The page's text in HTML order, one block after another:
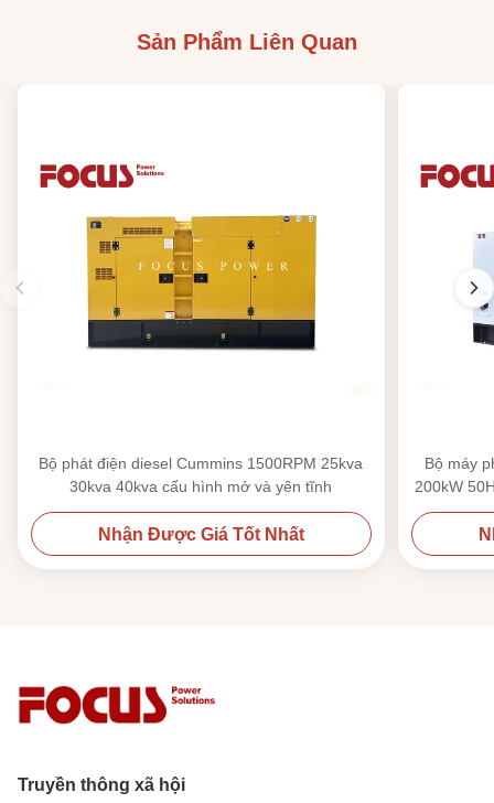
Sản Phẩm Liên Quan
Bộ phát điện diesel Cummins 1500RPM 25kva
30kva 40kva cấu hình mở và yên tĩnh
Nhận Được Giá Tốt Nhất
Bộ máy
200kW
Truyền thông xã hội